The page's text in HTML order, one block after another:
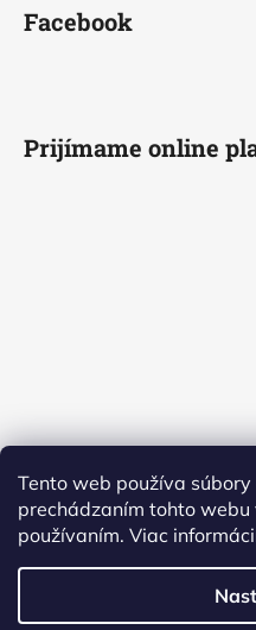
Tento web používa súbory
prechádzaním tohto
používaním. Viac
Facebook
Prijímame online